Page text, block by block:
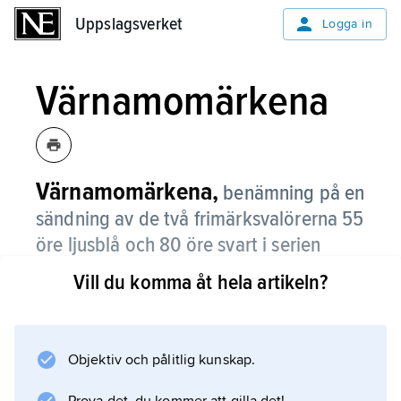
Uppslagsverket Logga in
Värnamomärkena
Värnamomärkena, benämning på en
sändning av de två frimärksvalörerna 55
öre ljusblå och 80 öre svart i serien
Gustaf V i medaljong som såldes på
postkontoret i Värnamo 3–12 juli 1918.
efter en portohöjning, som dock kom att bli
Vill du komma åt hela artikeln?
Objektiv och pålitlig kunskap.